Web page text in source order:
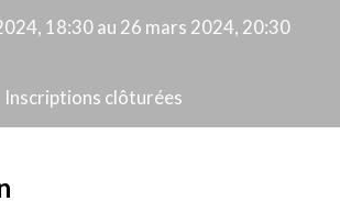
18:30 au 26 mars 2024, 20:30
Inscriptions clôturées